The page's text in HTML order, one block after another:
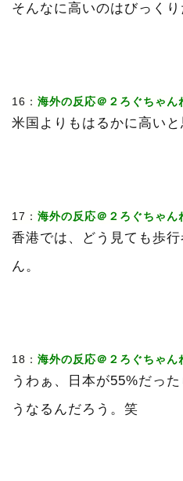
そんなに高いのはびっくり
16： 海外の反応＠２ろぐちゃん
米国よりもはるかに高いと
17： 海外の反応＠２ろぐちゃん
香港では、どう見ても歩
ん。
18： 海外の反応＠２ろぐちゃん
うわぁ、日本が55%だっ
うなるんだろう。笑